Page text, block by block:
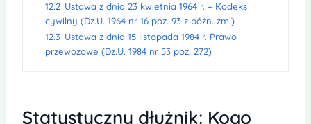
12.2 Ustawa z dnia 23 kwietnia 1964 r. – Kodeks
cywilny (Dz.U. 1964 nr 16 poz. 93 z późn. zm.)
12.3 Ustawa z dnia 15 listopada 1984 r. Prawo
przewozowe (Dz.U. 1984 nr 53 poz. 272)
Statystyczny dłużnik: Kogo